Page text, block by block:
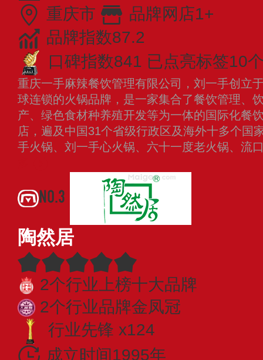
重庆市
品牌网店1+
品牌指数87.2
口碑指数841 已点亮标签10
重庆一手麻辣餐饮管理有限公司，刘一手创立
球连锁的火锅品牌，是一家集合了餐饮管理、
产、绿色食材种养殖开发等为一体的国际化餐
店，遍及中国31个省级行政区及海外十多个国
手火锅、刘一手心火锅、六十一度老火锅、流
NO.3
陶然居
2个行业上榜十大品牌
2个行业品牌金凤冠
行业先锋 x124
成立时间1995年